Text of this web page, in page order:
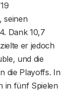
seinen
Dank 10,7
er jedoch
und die
die Playoffs. In
in fünf Spielen